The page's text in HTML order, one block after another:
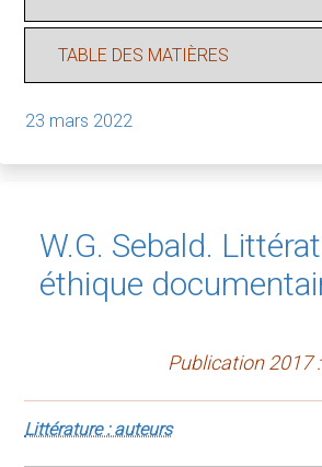
TABLE DES MATIÈRES
23 mars 2022
W.G. Sebald.
éthique
Publication 2017
Littérature : auteurs